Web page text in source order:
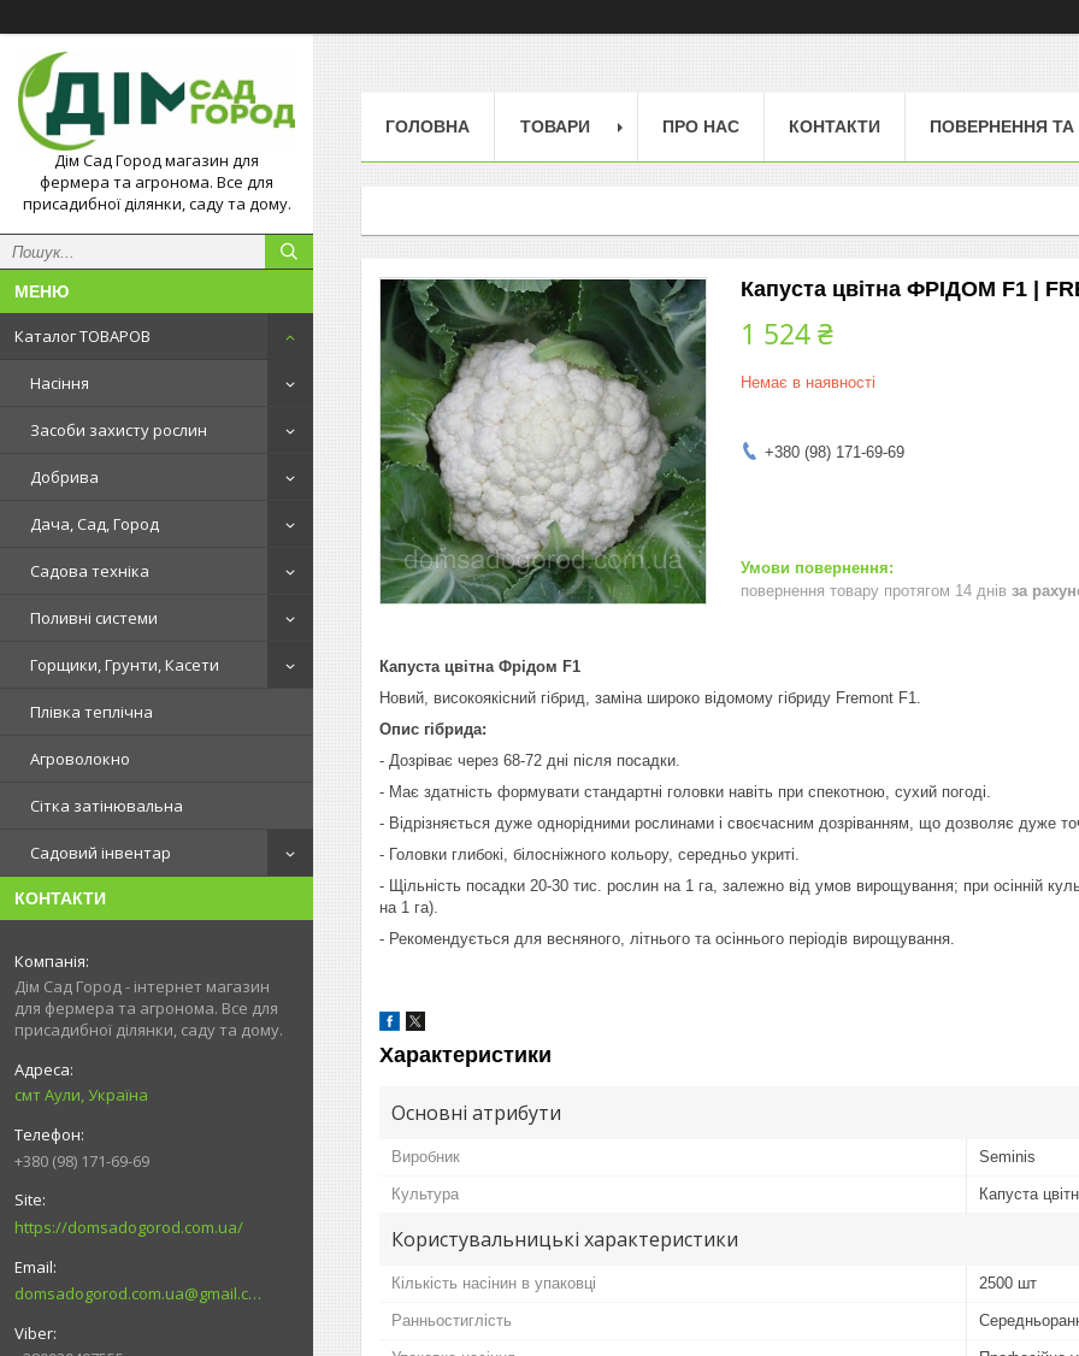
Дім Сад Город магазин для
фермера та агронома. Все для
присадибної ділянки, саду та дому.
Каталог ТОВАРОВ
Насіння
Засоби захисту рослин
Добрива
Дача, Сад, Город
Садова техніка
Поливні системи
Горщики, Грунти, Касети
Плівка теплічна
Агроволокно
Сітка затінювальна
Садовий інвентар
КОНТАКТИ
Дім Сад Город - інтернет магазин
для фермера та агронома. Все для
присадибної ділянки, саду та дому.
смт Аули, Україна
+380 (98) 171-69-69
https://domsadogorod.com.ua/
domsadogorod.com.ua@gmail.com
ГОЛОВНА ТОВАРИ ПРО НАС КОНТАКТИ ПОВЕРНЕННЯ ТА
Капуста цвітна ФРІДОМ F1 |
1 524 ₴
Немає в наявності
+380 (98) 171-69-69
повернення товару протягом 14 днів за
Капуста цвітна Фрідом F1
Новий, високоякісний гібрид, заміна широко відомому гібриду Fremont F1.
Опис гібрида:
- Дозріває через 68-72 дні після посадки.
- Має здатність формувати стандартні головки навіть при спекотною, сухий погоді.
- Відрізняється дуже однорідними рослинами і своєчасним дозріванням, що дозволяє дуже
- Головки глибокі, білосніжного кольору, середньо укриті.
- Щільність посадки 20-30 тис. рослин на 1 га, залежно від умов вирощування; при осінній
на 1 га).
- Рекомендується для весняного, літнього та осіннього періодів вирощування.
Характеристики
Основні атрибути
Виробник Seminis
Культура Капуста
Користувальницькі характеристики
Кількість насінин в упаковці 2500 шт
Ранньостиглість